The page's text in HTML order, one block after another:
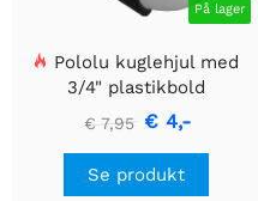
På lager
Pololu kuglehjul med
3/4" plastikbold
€ 7,95 € 4,-
Se produkt